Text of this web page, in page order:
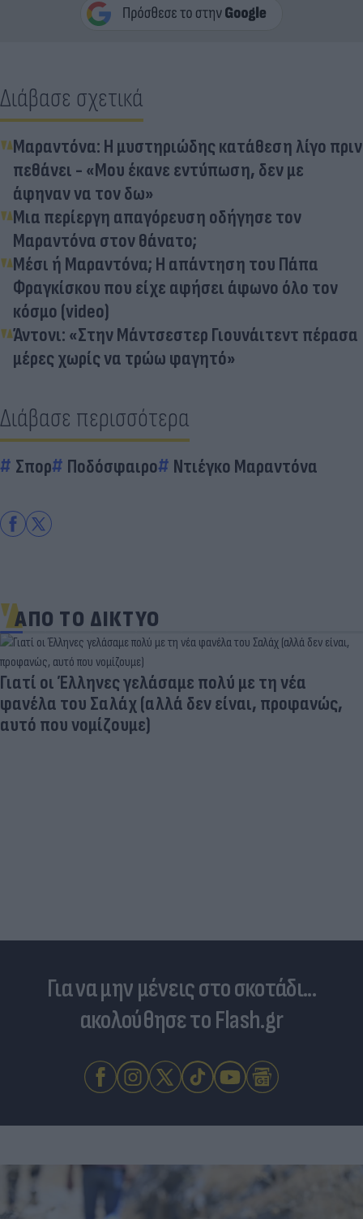
Διάβασε σχετικά
Μαραντόνα: Η μυστηριώδης κατάθεση λίγο πριν
πεθάνει - «Μου έκανε εντύπωση, δεν με
άφηναν να τον δω»
Μια περίεργη απαγόρευση οδήγησε τον
Μαραντόνα στον θάνατο;
Μέσι ή Μαραντόνα; Η απάντηση του Πάπα
Φραγκίσκου που είχε αφήσει άφωνο όλο τον
κόσμο (video)
Άντονι: «Στην Μάντσεστερ Γιουνάιτεντ πέρασα
μέρες χωρίς να τρώω φαγητό»
Διάβασε περισσότερα
Σπορ Ποδόσφαιρο Ντιέγκο Μαραντόνα
ΑΠΟ ΤΟ ΔΙΚΤΥΟ
Γιατί οι Έλληνες γελάσαμε πολύ με τη νέα
φανέλα του Σαλάχ (αλλά δεν είναι, προφανώς,
αυτό που νομίζουμε)
Για να μην μένεις στο σκοτάδι...
ακολούθησε το Flash.gr